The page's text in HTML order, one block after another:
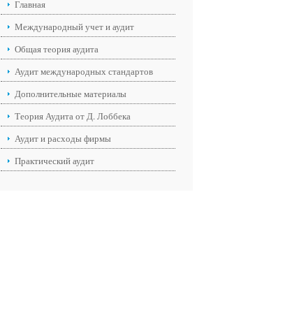
Главная
Международный учет и аудит
Общая теория аудита
Аудит международных стандартов
Дополнительные материалы
Теория Аудита от Д. Лоббека
Аудит и расходы фирмы
Практический аудит